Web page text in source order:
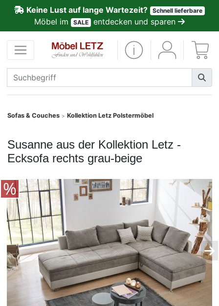
Keine Lust auf lange Wartezeit? Schnell lieferbare
Möbel im SALE entdecken und sparen
Sofas & Couches > Kollektion Letz Polstermöbel
Susanne aus der Kollektion Letz -
Ecksofa rechts grau-beige
Kundenmeinungen
Anmelden
PREMIUM
Schnell
SALE
Polsterplaner
Möbel-
Konfigurator
0%
Finanzierung
Markenwelt